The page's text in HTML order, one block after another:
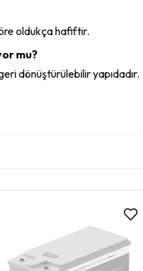
oldukça hafiftir.
mu?
dönüştürülebilir yapıdadır.